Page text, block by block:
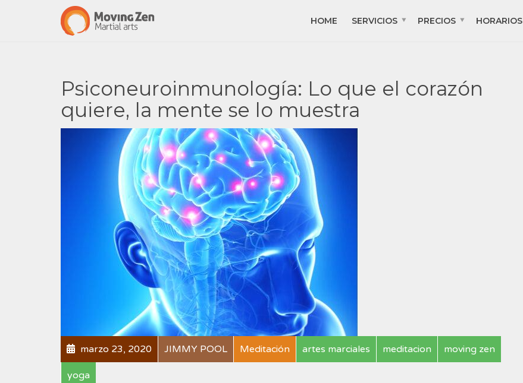
HOME SERVICIOS PRECIOS HORARIOS
Psiconeuroinmunología: Lo que el corazón
quiere, la mente se lo muestra
marzo 23, 2020 JIMMY POOL Meditación artes marciales meditacion moving zen
yoga